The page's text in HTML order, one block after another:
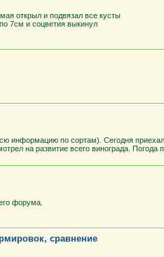
открыл и подвязал все кусты
7см и соцветия выкинул
информацию по сортам). Сегодня
на развитие всего винограда. Погода
форума.
сравнение